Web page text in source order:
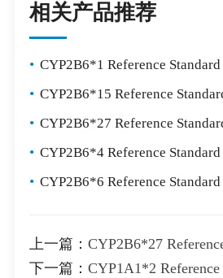
相关产品推荐
• CYP2B6*1 Reference Standard
• CYP2B6*15 Reference
• CYP2B6*27 Reference
• CYP2B6*4 Reference Standard
• CYP2B6*6 Reference Standard
上一篇： CYP2B6*27
下一篇： CYP1A1*2 Reference